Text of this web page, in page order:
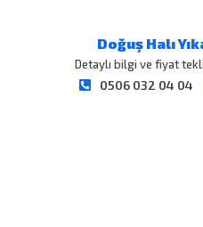
Doğuş Halı
Detaylı bilgi ve fiyat
0506 032 04 04